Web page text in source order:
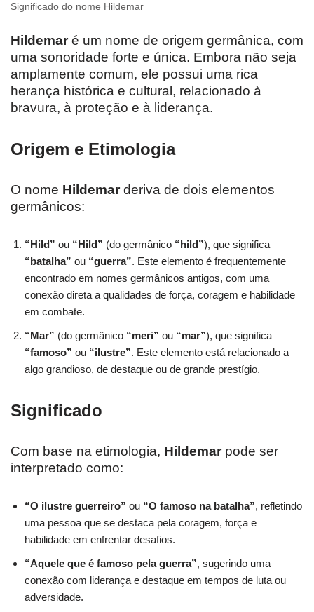
Significado do nome Hildemar
Hildemaré um nome de origem germânica, com
uma sonoridade forte e única. Embora não seja
amplamente comum, ele possui uma rica
herança histórica e cultural, relacionado à
bravura, à proteção e à liderança.
Origem e Etimologia
O nome Hildemarderiva de dois elementos
germânicos:
“Hild” ou “Hild” (do germânico “hild”), que significa
“batalha” ou “guerra”. Este elemento é frequentemente
encontrado em nomes germânicos antigos, com uma
conexão direta a qualidades de força, coragem e habilidade
em combate.
“Mar” (do germânico “meri” ou “mar”), que significa
“famoso” ou “ilustre”. Este elemento está relacionado a
algo grandioso, de destaque ou de grande prestígio.
Significado
Com base na etimologia, Hildemarpode ser
interpretado como:
“O ilustre guerreiro” ou “O famoso na batalha”, refletindo
uma pessoa que se destaca pela coragem, força e
habilidade em enfrentar desafios.
“Aquele que é famoso pela guerra”, sugerindo uma
conexão com liderança e destaque em tempos de luta ou
adversidade.